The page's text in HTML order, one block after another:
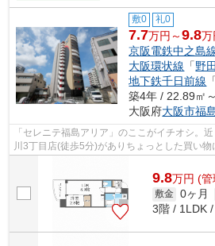
敷0 礼0
7.7万円～9.8万
京阪電鉄中之島
大阪環状線 「野田
地下鉄千日前線
築4年 / 22.89㎡
大阪府大阪市福
「セレニテ福島アリア」のここがイチオシ。
川3丁目店(徒歩5分)がありちょっとした買い物
ベータ・敷地内ごみ置き場など様々な...
9.8万円 (管
敷金 0ヶ月
3階 / 1LDK